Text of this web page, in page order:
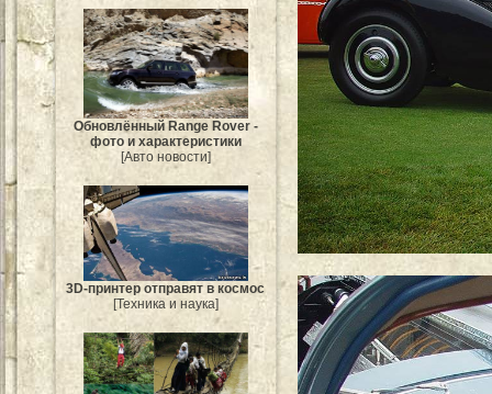
Обновлённый Range Rover -
фото и характеристики
[Авто новости]
3D-принтер отправят в космос
[Техника и наука]